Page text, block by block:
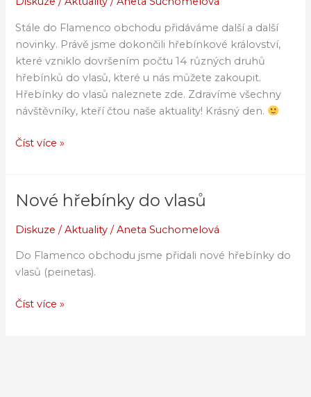
Stále do Flamenco obchodu přidáváme další a další
novinky. Právě jsme dokončili hřebínkové království,
které vzniklo dovršením počtu 14 různých druhů
hřebínků do vlasů, které u nás můžete zakoupit.
Hřebínky do vlasů naleznete zde. Zdravíme všechny
návštěvníky, kteří čtou naše aktuality! Krásný den.
Číst více »
Nové hřebínky do vlasů
Diskuze /Aktuality /Aneta Suchomelová
Do Flamenco obchodu jsme přidali nové hřebínky do
vlasů (peinetas).
Nové
do
Číst více »